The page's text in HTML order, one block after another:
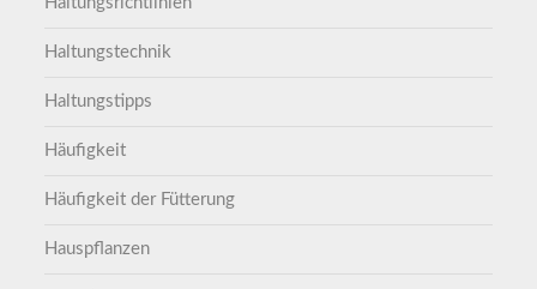
Haltungstechnik
Haltungstipps
Häufigkeit
Häufigkeit der Fütterung
Hauspflanzen